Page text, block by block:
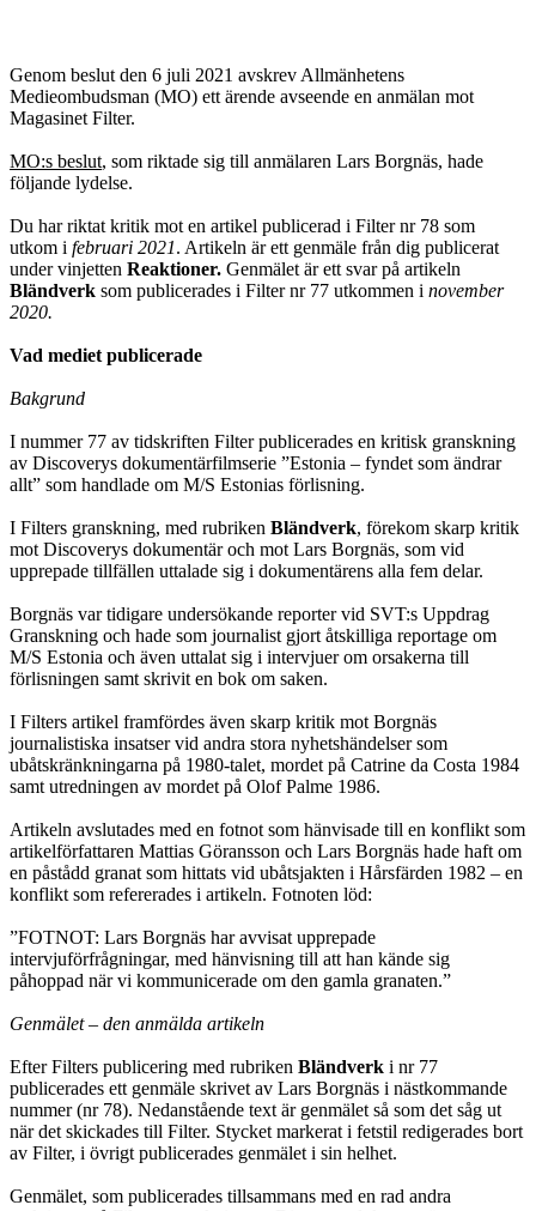
Genom beslut den 6 juli 2021 avskrev Allmänhetens
Medieombudsman (MO) ett ärende avseende en anmälan mot
Magasinet Filter.
MO:s beslut, som riktade sig till anmälaren Lars Borgnäs, hade
följande lydelse.
Du har riktat kritik mot en artikel publicerad i Filter nr 78 som
utkom i februari 2021. Artikeln är ett genmäle från dig publicerat
under vinjetten Reaktioner. Genmälet är ett svar på artikeln
Bländverk som publicerades i Filter nr 77 utkommen i november
2020.
Vad mediet publicerade
Bakgrund
I nummer 77 av tidskriften Filter publicerades en kritisk granskning
av Discoverys dokumentärfilmserie ”Estonia – fyndet som ändrar
allt” som handlade om M/S Estonias förlisning.
I Filters granskning, med rubriken Bländverk, förekom skarp kritik
mot Discoverys dokumentär och mot Lars Borgnäs, som vid
upprepade tillfällen uttalade sig i dokumentärens alla fem delar.
Borgnäs var tidigare undersökande reporter vid SVT:s Uppdrag
Granskning och hade som journalist gjort åtskilliga reportage om
M/S Estonia och även uttalat sig i intervjuer om orsakerna till
förlisningen samt skrivit en bok om saken.
I Filters artikel framfördes även skarp kritik mot Borgnäs
journalistiska insatser vid andra stora nyhetshändelser som
ubåtskränkningarna på 1980-talet, mordet på Catrine da Costa 1984
samt utredningen av mordet på Olof Palme 1986.
Artikeln avslutades med en fotnot som hänvisade till en konflikt som
artikelförfattaren Mattias Göransson och Lars Borgnäs hade haft om
en påstådd granat som hittats vid ubåtsjakten i Hårsfärden 1982 – en
konflikt som refererades i artikeln. Fotnoten löd:
”FOTNOT: Lars Borgnäs har avvisat upprepade
intervjuförfrågningar, med hänvisning till att han kände sig
påhoppad när vi kommunicerade om den gamla granaten.”
Genmälet – den anmälda artikeln
Efter Filters publicering med rubriken Bländverk i nr 77
publicerades ett genmäle skrivet av Lars Borgnäs i nästkommande
nummer (nr 78). Nedanstående text är genmälet så som det såg ut
när det skickades till Filter. Stycket markerat i fetstil redigerades bort
av Filter, i övrigt publicerades genmälet i sin helhet.
Genmälet, som publicerades tillsammans med en rad andra